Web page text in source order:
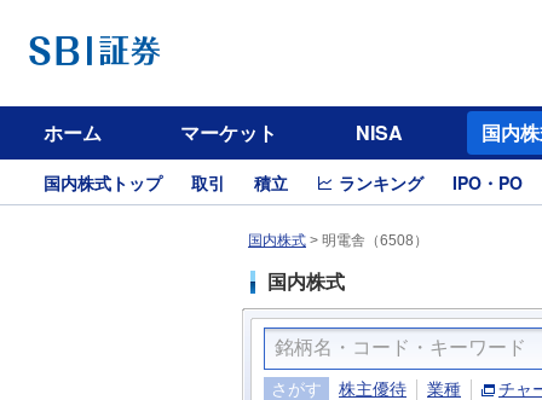
ホーム マーケット NISA 国内
国内株式トップ 取引 積立 ランキング IPO・PO
国内株式 > 明電舎（6508）
国内株式
さがす 株主優待 業種 チャ